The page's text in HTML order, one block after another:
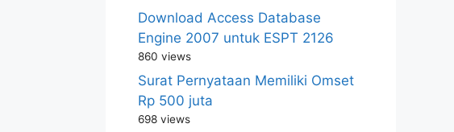
Download Access Database
Engine 2007 untuk ESPT 2126
860 views
Surat Pernyataan Memiliki Omset
Rp 500 juta
698 views